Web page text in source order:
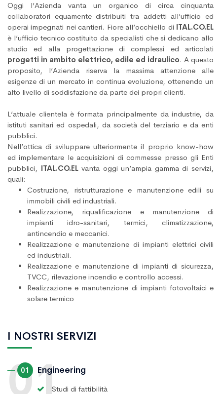
Oggi l’Azienda vanta un organico di circa cinquanta
collaboratori equamente distribuiti tra addetti all’ufficio ed
operai impegnati nei cantieri. Fiore all’occhiello di ITAL.CO.EL
è l’ufficio tecnico costituito da specialisti che si dedicano allo
studio ed alla progettazione di complessi ed articolati
progetti in ambito elettrico, edile ed idraulico. A questo
proposito, l’Azienda riserva la massima attenzione alle
esigenze di un mercato in continua evoluzione, ottenendo un
alto livello di soddisfazione da parte dei propri clienti.
L’attuale clientela è formata principalmente da industrie, da
istituti sanitari ed ospedali, da società del terziario e da enti
pubblici.
Nell’ottica di sviluppare ulteriormente il proprio know-how
ed implementare le acquisizioni di commesse presso gli Enti
pubblici, ITAL.CO.ELvanta oggi un’ampia gamma di servizi,
quali:
Costruzione, ristrutturazione e manutenzione edili su
immobili civili ed industriali.
Realizzazione, riqualificazione e manutenzione di
impianti idro-sanitari, termici, climatizzazione,
antincendio e meccanici.
Realizzazione e manutenzione di impianti elettrici civili
ed industriali.
Realizzazione e manutenzione di impianti di sicurezza,
TVCC, rilevazione incendio e controllo accessi.
Realizzazione e manutenzione di impianti fotovoltaici e
solare termico
I NOSTRI SERVIZI
01 Engineering
Studi di fattibilità